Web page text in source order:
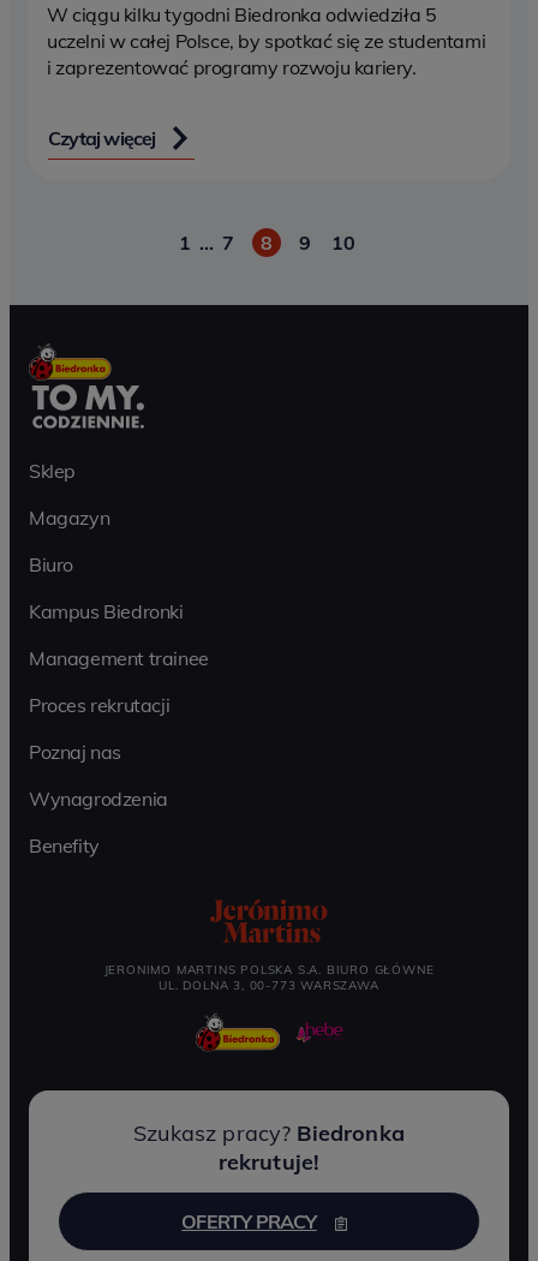
W ciągu kilku tygodni Biedronka odwiedziła 5
uczelni w całej Polsce, by spotkać się ze studentami
i zaprezentować programy rozwoju kariery.
Czytaj więcej
Paginacja
1 … 7 8 9 10
Sklep
Magazyn
Biuro
Kampus Biedronki
Management trainee
Proces rekrutacji
Poznaj nas
Wynagrodzenia
Benefity
JERONIMO MARTINS POLSKA S.A. BIURO GŁÓWNE
UL. DOLNA 3, 00-773 WARSZAWA
Szukasz pracy? Biedronka
rekrutuje!
OFERTY PRACY